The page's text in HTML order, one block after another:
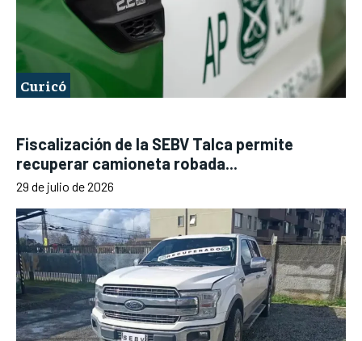
Curicó
Fiscalización de la SEBV Talca permite
recuperar camioneta robada...
29 de julio de 2026